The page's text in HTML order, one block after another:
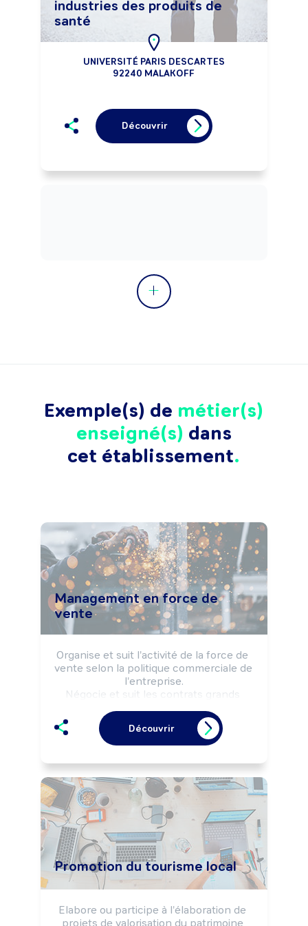
industries des produits de
santé
UNIVERSITÉ PARIS DESCARTES
92240 MALAKOFF
Découvrir
Exemple(s) de métier(s)
enseigné(s) dans
cet établissement
Management en force de
vente
Organise et suit l'activité de la force de
vente selon la politique commerciale de
l'entreprise.
Négocie et suit les contrats grands
Coordonne une ou plusieurs équipes de
commerciaux.
Découvrir
Promotion du tourisme local
Elabore ou participe à l'élaboration de
projets de valorisation du patrimoine